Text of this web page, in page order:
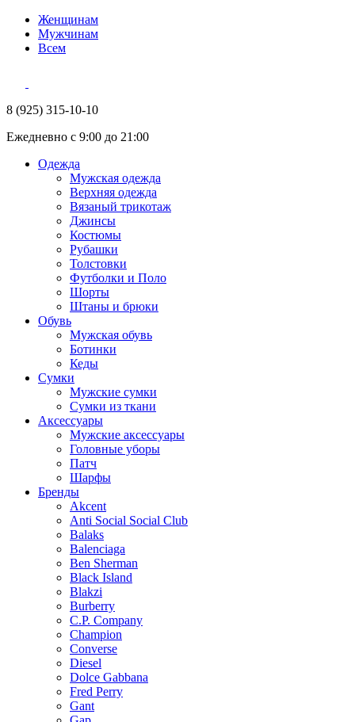
Женщинам
Мужчинам
Всем
8 (925) 315-10-10
Ежедневно с 9:00 до 21:00
Одежда
Мужская одежда
Верхняя одежда
Вязаный трикотаж
Джинсы
Костюмы
Рубашки
Толстовки
Футболки и Поло
Шорты
Штаны и брюки
Обувь
Мужская обувь
Ботинки
Кеды
Сумки
Мужские сумки
Сумки из ткани
Аксессуары
Мужские аксессуары
Головные уборы
Патч
Шарфы
Бренды
Akcent
Anti Social Social Club
Balaks
Balenciaga
Ben Sherman
Black Island
Blakzi
Burberry
C.P. Company
Champion
Converse
Diesel
Dolce Gabbana
Fred Perry
Gant